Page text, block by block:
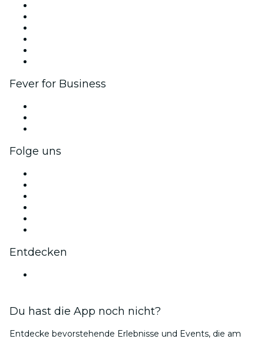
Fever for Business
Folge uns
Entdecken
Du hast die App noch nicht?
Entdecke bevorstehende Erlebnisse und Events, die am